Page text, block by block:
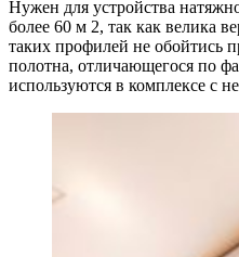
Нужен для устройства
более 60 м 2, так как велика
таких профилей не обойтись
полотна, отличающегося по
используются в комплексе с